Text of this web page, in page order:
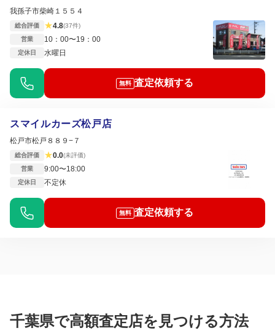
我孫子市柴崎１５５４
総合評価 ★4.8(37件)
営業
10：00〜19：00
定休日 水曜日
無料 査定依頼する
スマイルカーズ松戸店
松戸市松戸８８９−７
総合評価 ★0.0(未評価)
営業
9:00〜18:00
定休日 不定休
無料 査定依頼する
千葉県で高額査定店を見つける方法